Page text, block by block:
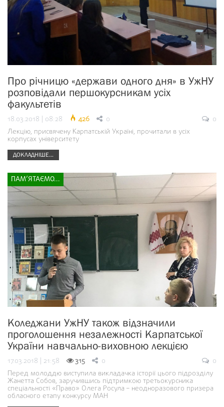
Про річницю «держави одного дня» в УжНУ
розповідали першокурсникам усіх
факультетів
18.03.2018 | 08:28 426 0
0
Лекцію, присвячену Карпатській Україні, прочитали в усіх
корпусах університету
ДОКЛАДНІШЕ...
ПАМ’ЯТАЄМО...
Коледжани УжНУ також відзначили
проголошення незалежності Карпатської
України навчально-виховною лекцією
17.03.2018 | 21:58 315 0
0
Перед молоддю виступила викладачка історії цього підрозділу
Жанетта Собов, заручившись підтримкою третьокурсника
спеціальності «Право» Олега Росула – неодноразового призера
обласного етапу конкурсу МАН